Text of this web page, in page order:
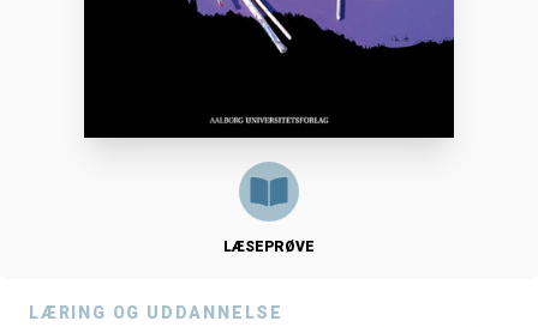
LÆSEPRØVE
LÆRING OG UDDANNELSE